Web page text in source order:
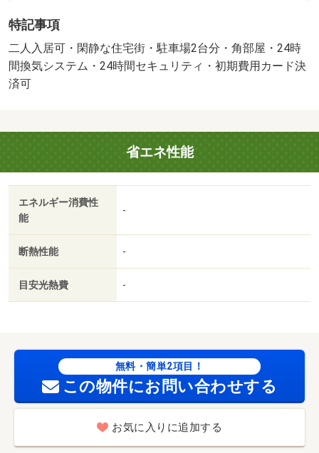
会費などの支払委託契約に基づき支払う金額の総額をいい
ます。）・維持費等：シャーメゾンライフＳＵＰＰＯＲＴ
２４（課税対象）１，３２０円／月・オンライン内見も可
能です♪自宅でも気になる物件が見学できます！お友達紹介
象） 13200円
特記事項
二人入居可・閑静な住宅街・駐車場2台分・角部屋・24時
間換気システム・24時間セキュリティ・初期費用カード決
済可
省エネ性能
エネルギー消費性
能
-
断熱性能 -
目安光熱費 -
無料・簡単2項目！
この物件にお問い合わせする
お気に入りに追加する